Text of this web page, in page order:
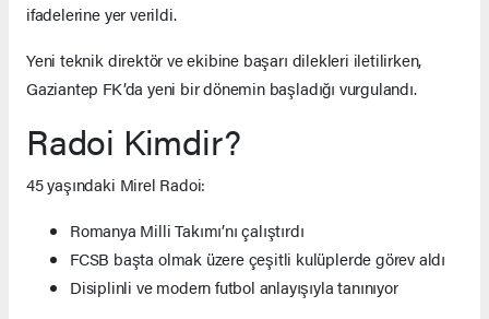
ifadelerine yer verildi.
Yeni teknik direktör ve ekibine başarı dilekleri iletilirken,
Gaziantep FK’da yeni bir dönemin başladığı vurgulandı.
Radoi Kimdir?
45 yaşındaki Mirel Radoi:
Romanya Milli Takımı’nı çalıştırdı
FCSB başta olmak üzere çeşitli kulüplerde görev aldı
Disiplinli ve modern futbol anlayışıyla tanınıyor